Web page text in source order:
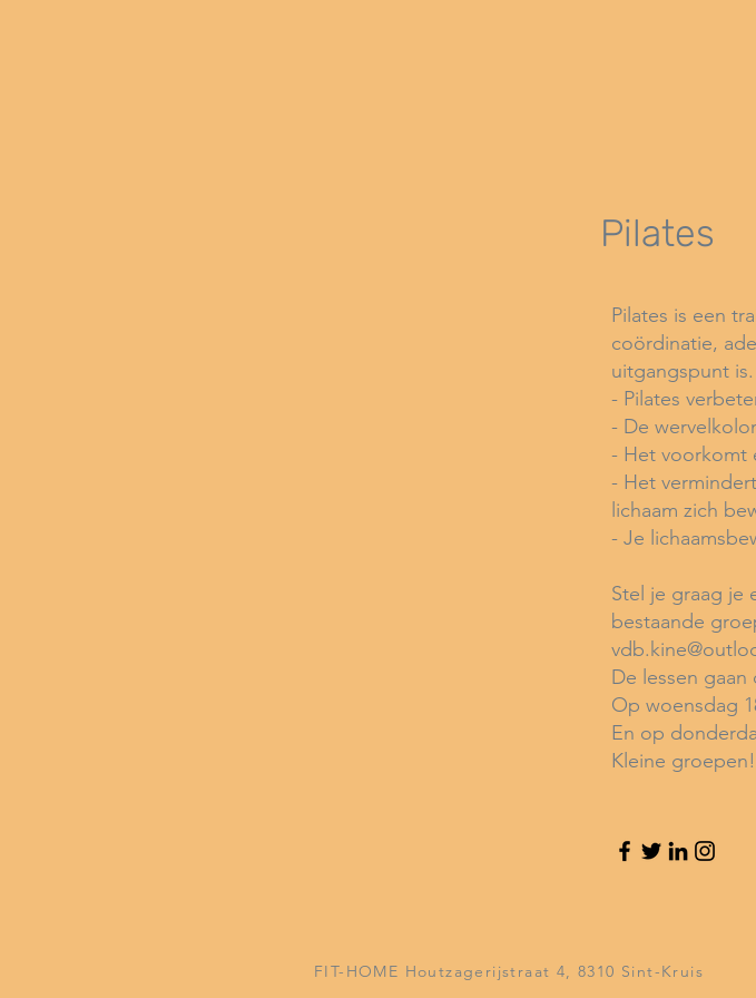
Pilates
Pilates is een
coördinatie,
uitgangspunt is.
- Pilates
- De
- Het voorkomt
- Het
lichaam zich
- Je
Stel je graag je
bestaande
De lessen gaan
Op woensdag
En op
Kleine
FIT-HOME Houtzagerijstraat 4, 8310 Sint-Kruis